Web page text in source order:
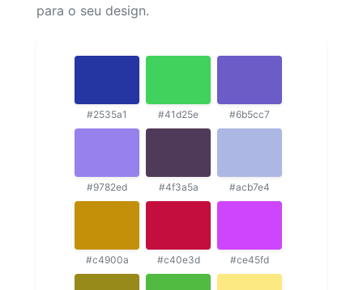
para o seu design.
#2535a1 #41d25e #6b5cc7
#9782ed #4f3a5a #acb7e4
#c4900a #c40e3d #ce45fd